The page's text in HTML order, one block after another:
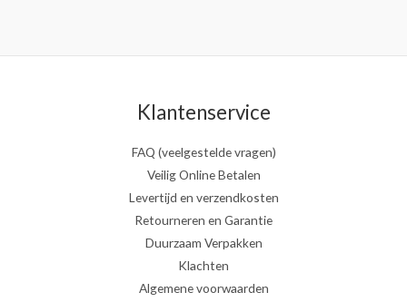
Klantenservice
FAQ (veelgestelde vragen)
Veilig Online Betalen
Levertijd en verzendkosten
Retourneren en Garantie
Duurzaam Verpakken
Klachten
Algemene voorwaarden